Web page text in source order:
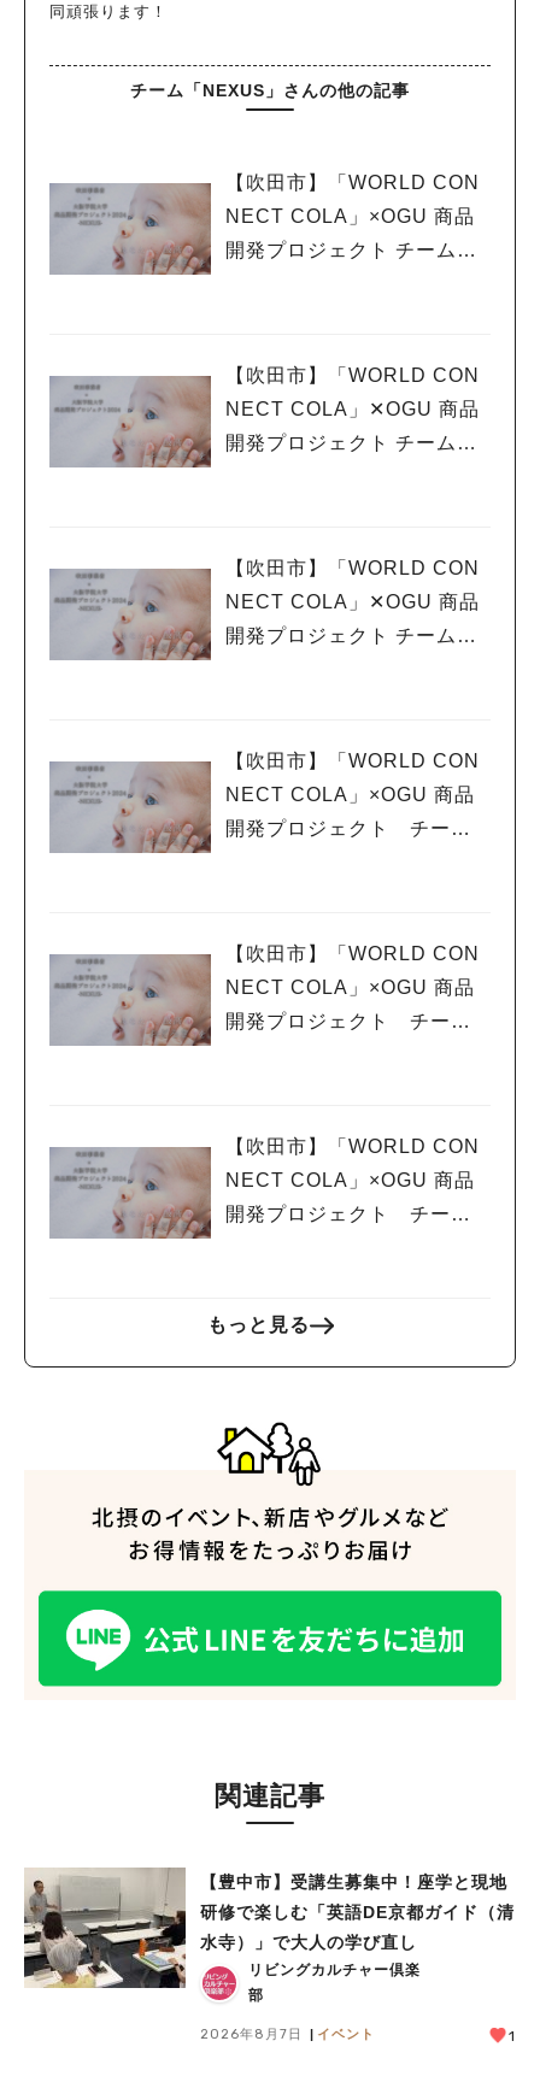
同頑張ります！
チーム「NEXUS」さんの他の記事
【吹田市】「WORLD CON
NECT COLA」×OGU 商品
開発プロジェクト チームNE
【吹田市】「WORLD CON
NECT COLA」✕OGU 商品
開発プロジェクト チームNE
【吹田市】「WORLD CON
NECT COLA」✕OGU 商品
開発プロジェクト チームNE
【吹田市】「WORLD CON
NECT COLA」×OGU 商品
開発プロジェクト チームN
【吹田市】「WORLD CON
NECT COLA」×OGU 商品
開発プロジェクト チームN
【吹田市】「WORLD CON
NECT COLA」×OGU 商品
開発プロジェクト チームN
もっと見る
関連記事
【豊中市】受講生募集中！座学と現地
研修で楽しむ「英語DE京都ガイド（清
水寺）」で大人の学び直し
リビングカルチャー倶楽
部
2026年8月7日 イベント 1